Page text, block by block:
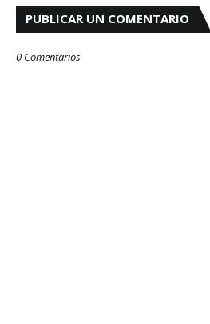
PUBLICAR UN COMENTARIO
0 Comentarios